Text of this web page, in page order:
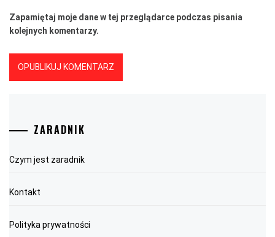
Zapamiętaj moje dane w tej przeglądarce podczas pisania
kolejnych komentarzy.
ZARADNIK
Czym jest zaradnik
Kontakt
Polityka prywatności